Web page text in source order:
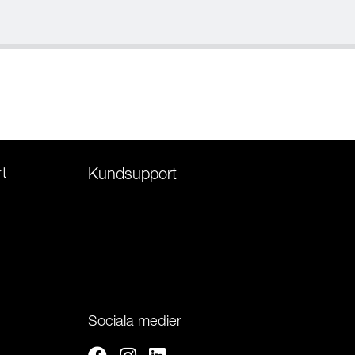
Kundsupport
Sociala medier